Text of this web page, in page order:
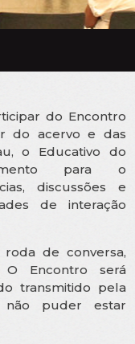
do Encontro
do acervo e das
o Educativo do
para o
discussões e
de interação
roda de conversa,
O Encontro será
transmitido pela
não puder estar